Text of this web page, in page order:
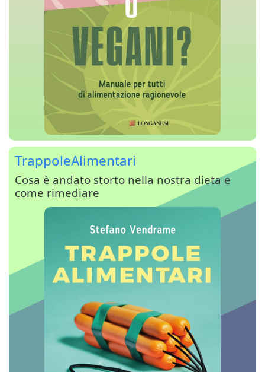
TrappoleAlimentari
Cosa è andato storto nella nostra dieta e
come rimediare